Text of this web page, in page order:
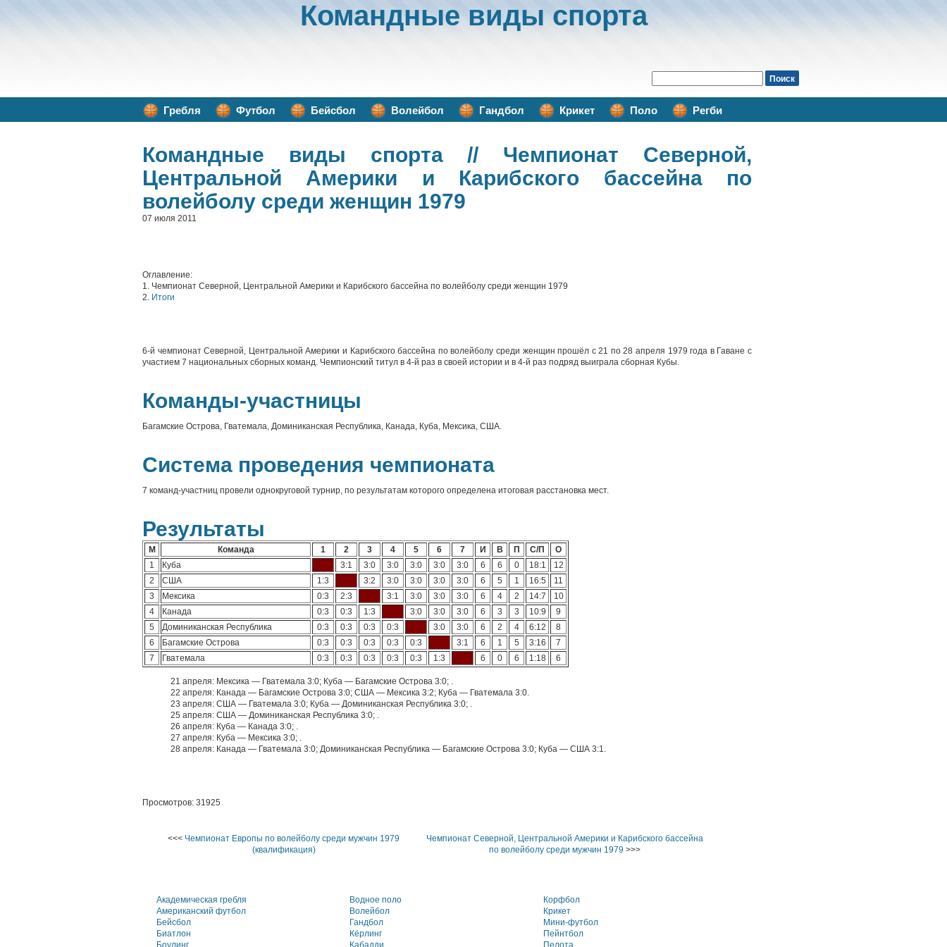
Командные виды спорта
Гребля Футбол Бейсбол Волейбол Гандбол Крикет Поло Регби
Командные виды спорта// Чемпионат Северной,
Центральной Америки и Карибского бассейна по
волейболу среди женщин 1979
07 июля 2011
Оглавление:
1. Чемпионат Северной, Центральной Америки и Карибского бассейна по волейболу среди женщин 1979
2. Итоги
6-й чемпионат Северной, Центральной Америки и Карибского бассейна по волейболу среди женщин прошёл с 21 по 28 апреля 1979 года в Гаване с
участием 7 национальных сборных команд. Чемпионский титул в 4-й раз в своей истории и в 4-й раз подряд выиграла сборная Кубы.
Команды-участницы
Багамские Острова, Гватемала, Доминиканская Республика, Канада, Куба, Мексика, США.
Система проведения чемпионата
7 команд-участниц провели однокруговой турнир, по результатам которого определена итоговая расстановка мест.
Результаты
М Команда 1 2 3 4 5 6 7 И В П С/П
О
1
Куба 3:1 3:0 3:0 3:0 3:0 3:0 6 6 0 18:1
12
2
США 1:3 3:2 3:0 3:0 3:0 3:0 6 5 1 16:5
11
3
Мексика 0:3 2:3 3:1 3:0 3:0 3:0 6 4 2 14:7
10
4
Канада 0:3 0:3 1:3 3:0 3:0 3:0 6 3 3 10:9
9
5
Доминиканская Республика 0:3 0:3 0:3 0:3 3:0 3:0 6 2 4 6:12
8
6
Багамские Острова 0:3 0:3 0:3 0:3 0:3 3:1 6 1 5 3:16
7
7
Гватемала 0:3 0:3 0:3 0:3 0:3 1:3 6 0 6 1:18 6
21 апреля: Мексика — Гватемала 3:0; Куба — Багамские Острова 3:0; .
22 апреля: Канада — Багамские Острова 3:0; США — Мексика 3:2; Куба — Гватемала 3:0.
23 апреля: США — Гватемала 3:0; Куба — Доминиканская Республика 3:0; .
25 апреля: США — Доминиканская Республика 3:0; .
26 апреля: Куба — Канада 3:0; .
27 апреля: Куба — Мексика 3:0; .
28 апреля: Канада — Гватемала 3:0; Доминиканская Республика — Багамские Острова 3:0; Куба — США 3:1.
Просмотров: 31925
<<< Чемпионат Европы по волейболу среди мужчин 1979
(квалификация)
Чемпионат Северной, Центральной Америки и Карибского бассейна
по волейболу среди мужчин 1979 >>>
Академическая гребля
Американский футбол
Бейсбол
Биатлон
Боулинг
Водное поло
Волейбол
Гандбол
Кёрлинг
Кабадди
Корфбол
Крикет
Мини-футбол
Пейнтбол
Пелота